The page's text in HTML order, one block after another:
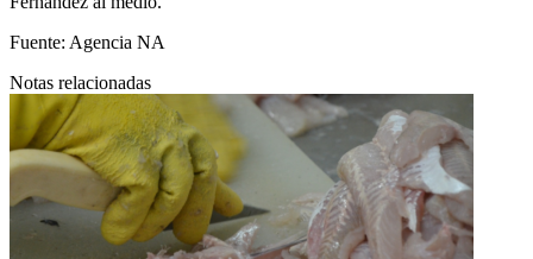
Fuente: Agencia NA
Notas relacionadas